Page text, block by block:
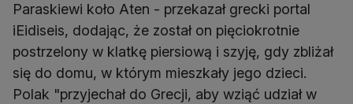
Paraskiewi koło Aten - przekazał grecki portal
iEidiseis, dodając, że został on pięciokrotnie
postrzelony w klatkę piersiową i szyję, gdy zbliżał
się do domu, w którym mieszkały jego dzieci.
Polak "przyjechał do Grecji, aby wziąć udział w